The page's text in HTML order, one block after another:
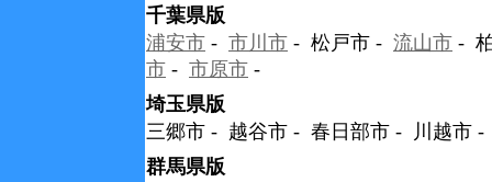
千葉県版
浦安市 - 市川市 - 松戸市 - 流山市 -
市 - 市原市 -
埼玉県版
三郷市 - 越谷市 - 春日部市 - 川越市
群馬県版